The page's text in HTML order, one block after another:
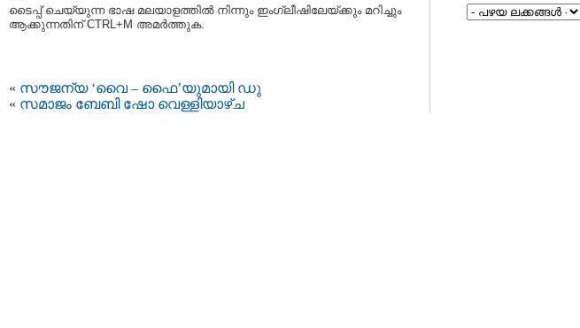
ടൈപ്പ്‌ ചെയ്യുന്ന ഭാഷ മലയാളത്തില്‍ നിന്നും ഇംഗ്ലീഷിലേയ്ക്കും മറിച്ചും
ആക്കുന്നതിന് CTRL+M അമര്‍ത്തുക.
« സൗജന്യ ‘വൈ – ഫൈ’യുമായി ഡു
« സമാജം ബേബി ഷോ വെള്ളിയാഴ്ച